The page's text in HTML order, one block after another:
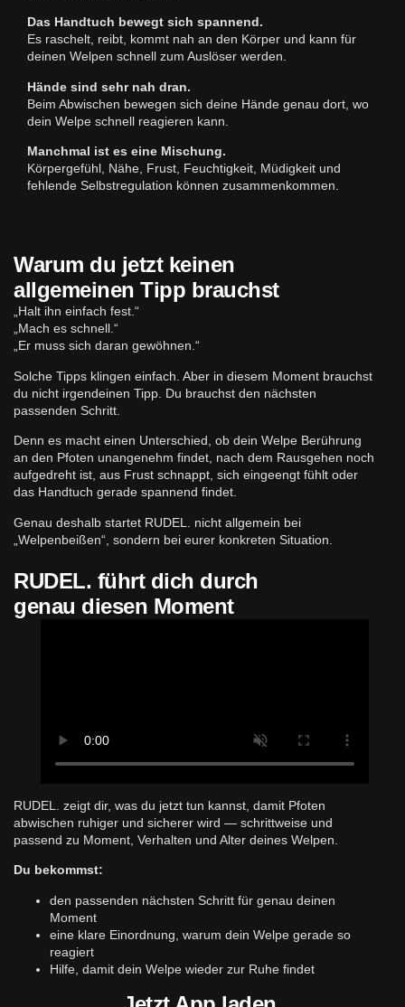
Das Handtuch bewegt sich spannend.
Es raschelt, reibt, kommt nah an den Körper und kann für
deinen Welpen schnell zum Auslöser werden.
Hände sind sehr nah dran.
Beim Abwischen bewegen sich deine Hände genau dort, wo
dein Welpe schnell reagieren kann.
Manchmal ist es eine Mischung.
Körpergefühl, Nähe, Frust, Feuchtigkeit, Müdigkeit und
fehlende Selbstregulation können zusammenkommen.
Warum du jetzt keinen
allgemeinen Tipp brauchst
„Halt ihn einfach fest.“
„Mach es schnell.“
„Er muss sich daran gewöhnen.“
Solche Tipps klingen einfach. Aber in diesem Moment brauchst
du nicht irgendeinen Tipp. Du brauchst den nächsten
passenden Schritt.
Denn es macht einen Unterschied, ob dein Welpe Berührung
an den Pfoten unangenehm findet, nach dem Rausgehen noch
aufgedreht ist, aus Frust schnappt, sich eingeengt fühlt oder
das Handtuch gerade spannend findet.
Genau deshalb startet RUDEL. nicht allgemein bei
„Welpenbeißen“, sondern bei eurer konkreten Situation.
RUDEL. führt dich durch
genau diesen Moment
RUDEL. zeigt dir, was du jetzt tun kannst, damit Pfoten
abwischen ruhiger und sicherer wird — schrittweise und
passend zu Moment, Verhalten und Alter deines Welpen.
Du bekommst:
den passenden nächsten Schritt für genau deinen
Moment
eine klare Einordnung, warum dein Welpe gerade so
reagiert
Hilfe, damit dein Welpe wieder zur Ruhe findet